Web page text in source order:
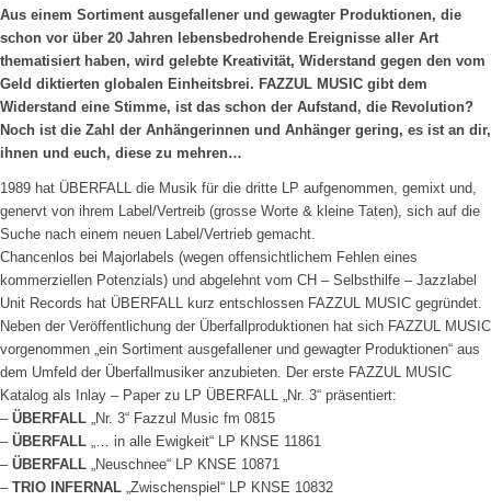
Aus einem Sortiment ausgefallener und gewagter Produktionen, die
schon vor über 20 Jahren lebensbedrohende Ereignisse aller Art
thematisiert haben, wird gelebte Kreativität, Widerstand gegen den vom
Geld diktierten globalen Einheitsbrei. FAZZUL MUSIC gibt dem
Widerstand eine Stimme, ist das schon der Aufstand, die Revolution?
Noch ist die Zahl der Anhängerinnen und Anhänger gering, es ist an dir,
ihnen und euch, diese zu mehren…
1989 hat ÜBERFALL die Musik für die dritte LP aufgenommen, gemixt und,
genervt von ihrem Label/Vertreib (grosse Worte & kleine Taten), sich auf die
Suche nach einem neuen Label/Vertrieb gemacht.
Chancenlos bei Majorlabels (wegen offensichtlichem Fehlen eines
kommerziellen Potenzials) und abgelehnt vom CH – Selbsthilfe – Jazzlabel
Unit Records hat ÜBERFALL kurz entschlossen FAZZUL MUSIC gegründet.
Neben der Veröffentlichung der Überfallproduktionen hat sich FAZZUL MUSIC
vorgenommen „ein Sortiment ausgefallener und gewagter Produktionen“ aus
dem Umfeld der Überfallmusiker anzubieten. Der erste FAZZUL MUSIC
Katalog als Inlay – Paper zu LP ÜBERFALL „Nr. 3“ präsentiert:
– ÜBERFALL „Nr. 3“ Fazzul Music fm 0815
– ÜBERFALL „… in alle Ewigkeit“ LP KNSE 11861
– ÜBERFALL „Neuschnee“ LP KNSE 10871
– TRIO INFERNAL „Zwischenspiel“ LP KNSE 10832